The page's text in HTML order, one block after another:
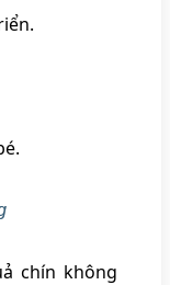
chín không